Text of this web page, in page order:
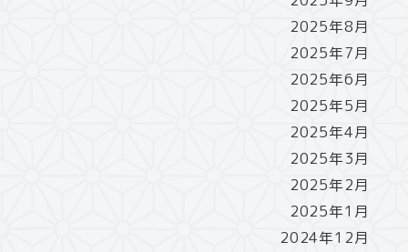
2025年8月
2025年7月
2025年6月
2025年5月
2025年4月
2025年3月
2025年2月
2025年1月
2024年12月